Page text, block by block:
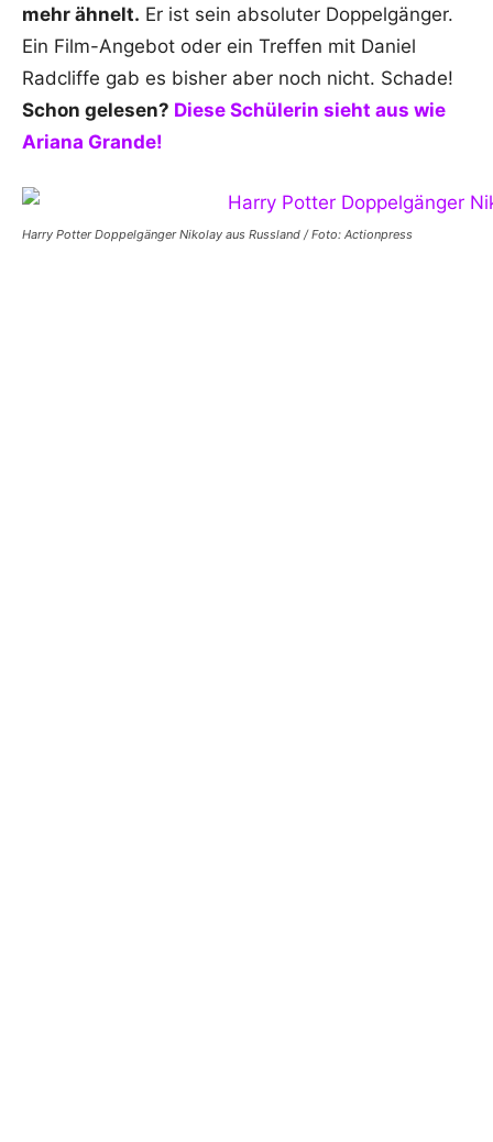
mehr ähnelt. Er ist sein absoluter Doppelgänger.
Ein Film-Angebot oder ein Treffen mit Daniel
Radcliffe gab es bisher aber noch nicht. Schade!
Schon gelesen? Diese Schülerin sieht aus wie
Ariana Grande!
Harry Potter Doppelgänger Nikolay aus Russland / Foto: Actionpress